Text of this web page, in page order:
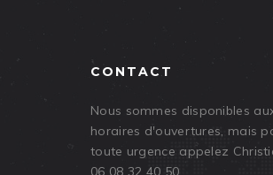
CONTACT
Nous sommes disponibles
horaires d'ouvertures, mais
toute urgence appelez
06 08 32 40 50